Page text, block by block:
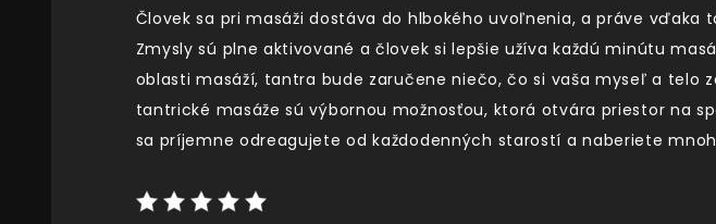
Človek sa pri masáži dostáva do hlbokého uvoľnenia, a práve
Zmysly sú plne aktivované a človek si lepšie užíva každú minútu
oblasti masáží, tantra bude zaručene niečo, čo si vaša myseľ a telo
tantrické masáže sú výbornou možnosťou, ktorá otvára priestor na
sa príjemne odreagujete od každodenných starostí a naberiete